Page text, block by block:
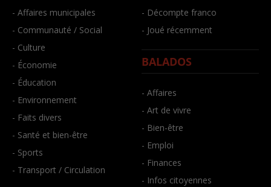
- Affaires municipales
- Communauté / Social
- Culture
- Économie
- Éducation
- Environnement
- Faits divers
- Santé et bien-être
- Sports
- Transport / Circulation
- Décompte franco
- Joué récemment
BALADOS
- Affaires
- Art de vivre
- Bien-être
- Emploi
- Finances
- Infos citoyennes